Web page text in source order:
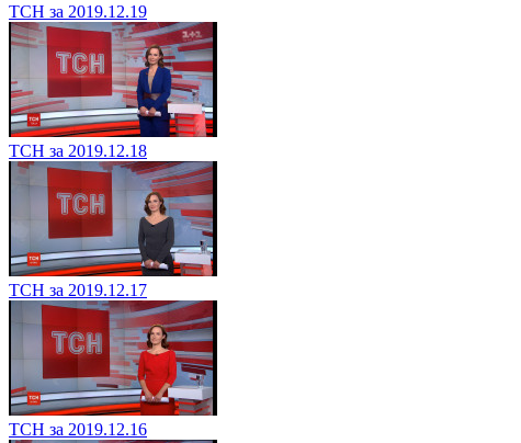
ТСН за 2019.12.19
ТСН за 2019.12.18
ТСН за 2019.12.17
ТСН за 2019.12.16